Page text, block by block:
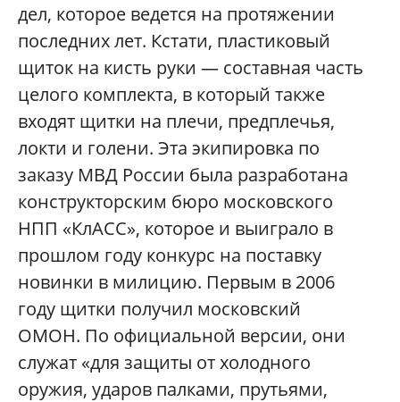
дел, которое ведется на протяжении
последних лет. Кстати, пластиковый
щиток на кисть руки — составная часть
целого комплекта, в который также
входят щитки на плечи, предплечья,
локти и голени. Эта экипировка по
заказу МВД России была разработана
конструкторским бюро московского
НПП «КлАСС», которое и выиграло в
прошлом году конкурс на поставку
новинки в милицию. Первым в 2006
году щитки получил московский
ОМОН. По официальной версии, они
служат «для защиты от холодного
оружия, ударов палками, прутьями,